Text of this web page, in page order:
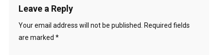
Leave a Reply
Your email address will not be published. Required fields
are marked *